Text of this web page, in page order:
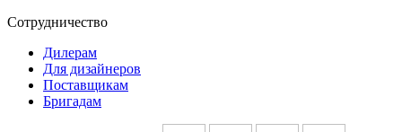
Сотрудничество
Дилерам
Для дизайнеров
Поставщикам
Бригадам